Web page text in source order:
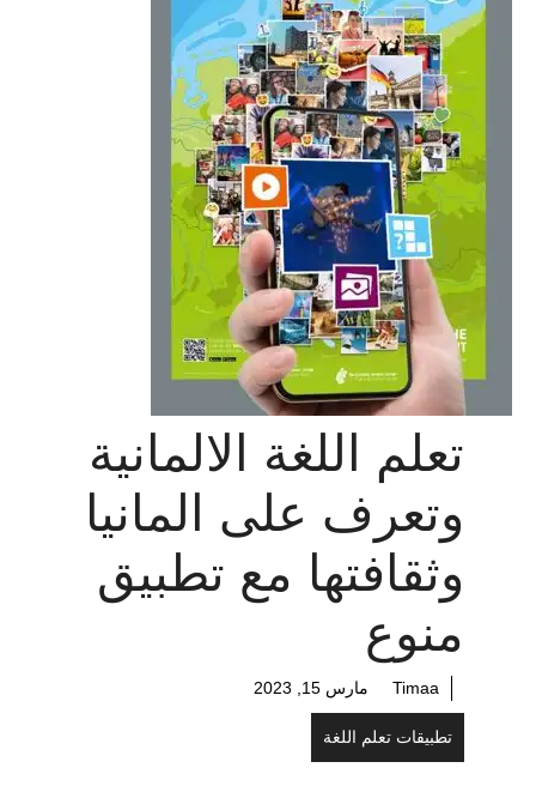
تعلم اللغة الالمانية
وتعرف على المانيا
وثقافتها مع تطبيق
منوع
Timaa مارس 15, 2023
تطبيقات تعلم اللغة